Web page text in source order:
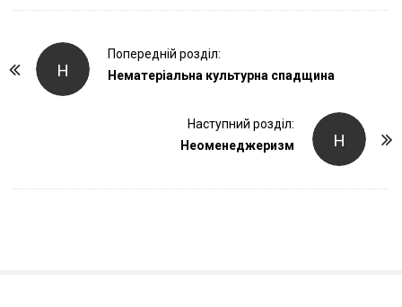
Н
Попередній розділ:
Нематеріальна культурна спадщина
Н
Наступний розділ:
Неоменеджеризм